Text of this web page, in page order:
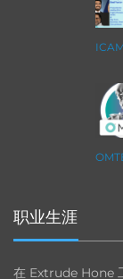
职业生涯
在 Extrude Hone